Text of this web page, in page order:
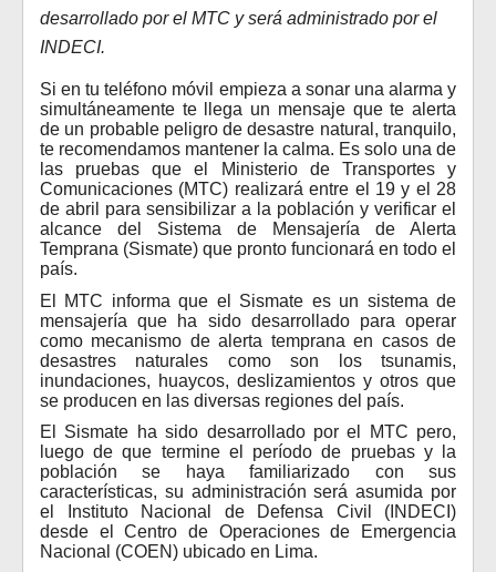
desarrollado por el MTC y será administrado por el
INDECI.
Si en tu teléfono móvil empieza a sonar una alarma y
simultáneamente te llega un mensaje que te alerta
de un probable peligro de desastre natural, tranquilo,
te recomendamos mantener la calma. Es solo una de
las pruebas que el Ministerio de Transportes y
Comunicaciones (MTC) realizará entre el 19 y el 28
de abril para sensibilizar a la población y verificar el
alcance del Sistema de Mensajería de Alerta
Temprana (Sismate) que pronto funcionará en todo el
país.
El MTC informa que el Sismate es un sistema de
mensajería que ha sido desarrollado para operar
como mecanismo de alerta temprana en casos de
desastres naturales como son los tsunamis,
inundaciones, huaycos, deslizamientos y otros que
se producen en las diversas regiones del país.
El Sismate ha sido desarrollado por el MTC pero,
luego de que termine el período de pruebas y la
población se haya familiarizado con sus
características, su administración será asumida por
el Instituto Nacional de Defensa Civil (INDECI)
desde el Centro de Operaciones de Emergencia
Nacional (COEN) ubicado en Lima.